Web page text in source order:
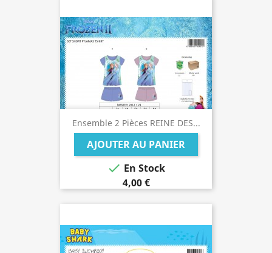
Ensemble 2 Pièces REINE DES...
AJOUTER AU PANIER
 En Stock
4,00 €